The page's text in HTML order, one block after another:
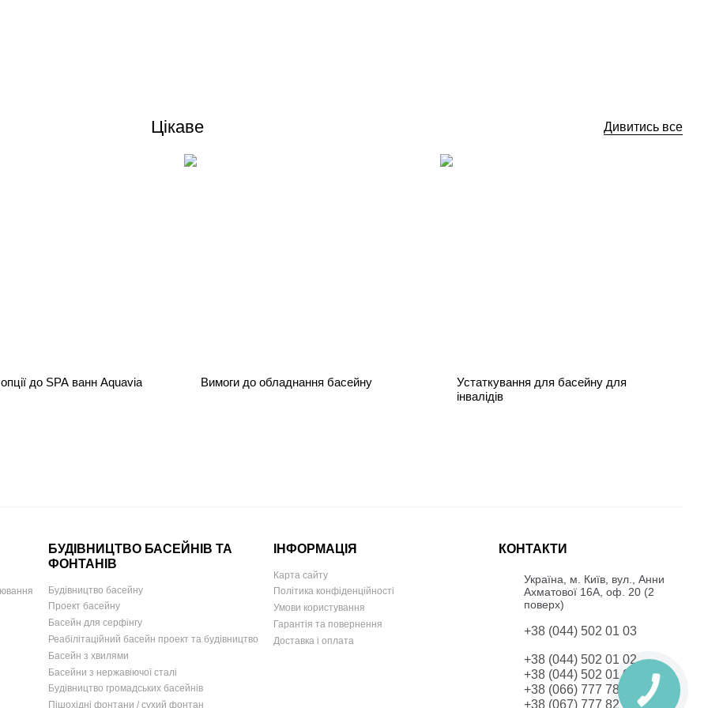
Цікаве Дивитись все
до SPA ванн Aquavia Вимоги до обладнання басейну
Устаткування для басейну для
інвалідів
БУДІВНИЦТВО БАСЕЙНІВ ТА
ФОНТАНІВ
Будівництво басейну
Проект басейну
Басейн для серфінгу
Реабілітаційний басейн проект та будівництво
Басейн з хвилями
Басейни з нержавіючої сталі
Будівництво громадських басейнів
Пішохідні фонтани / сухий фонтан
ІНФОРМАЦІЯ
Карта сайту
Політика конфіденційності
Умови користування
Гарантія та повернення
Доставка і оплата
КОНТАКТИ
Українa, м. Київ, вул., Анни
Ахматової 16А, оф. 20 (2
поверх)
+38 (044) 502 01 03
+38 (044) 502 01 02
+38 (044) 502 01 03
+38 (066) 777 78 42
+38 (067) 777 82 19